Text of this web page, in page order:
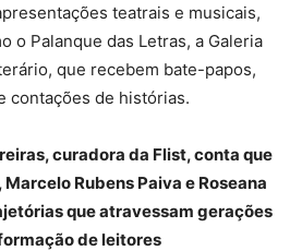
teatrais e musicais,
o Palanque das Letras, a Galeria
que recebem bate-papos,
contações de histórias.
curadora da Flist, conta que
Rubens Paiva e Roseana
que atravessam gerações
de leitores